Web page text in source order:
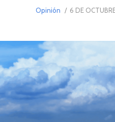
Opinión
POSTED
6 DE